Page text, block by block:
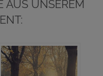
AUS UNSEREM